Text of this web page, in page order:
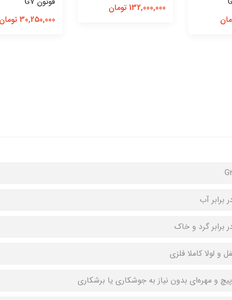
برابر آب
برابر گرد و خاک
و لولا کاملا فلزی
و مهره‌ای بدون نیاز به جوشکاری یا برشکاری